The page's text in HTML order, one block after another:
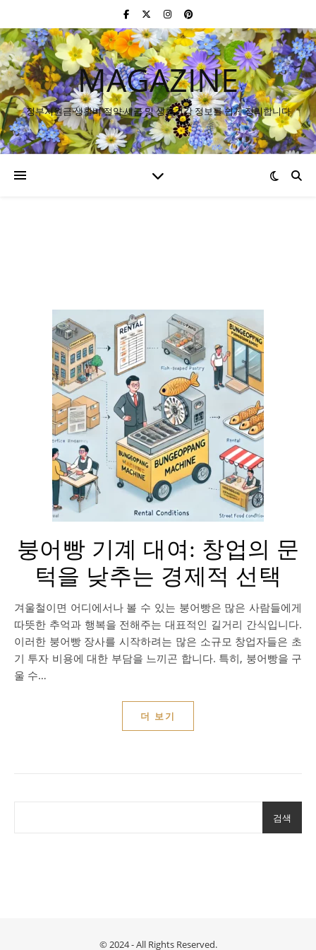
MAGAZINE
정부지원금·생활비 절약·세금 및 생활건강 정보를 쉽게 정리합니다
붕어빵 기계 대여: 창업의 문
턱을 낮추는 경제적 선택
겨울철이면 어디에서나 볼 수 있는 붕어빵은 많은 사람들에게
따뜻한 추억과 행복을 전해주는 대표적인 길거리 간식입니다.
이러한 붕어빵 장사를 시작하려는 많은 소규모 창업자들은 초
기 투자 비용에 대한 부담을 느끼곤 합니다. 특히, 붕어빵을 구
울 수…
더 보기
검색
© 2024 - All Rights Reserved.